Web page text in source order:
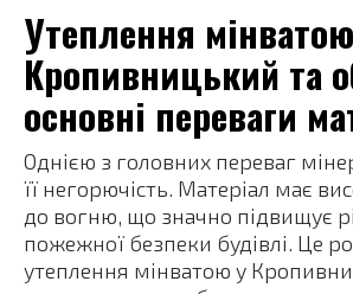
Утеплення мінватою
Кропивницький та
основні переваги
Однією з головних переваг
її негорючість. Матеріал має
до вогню, що значно підвищує
пожежної безпеки будівлі. Це
утеплення мінватою у